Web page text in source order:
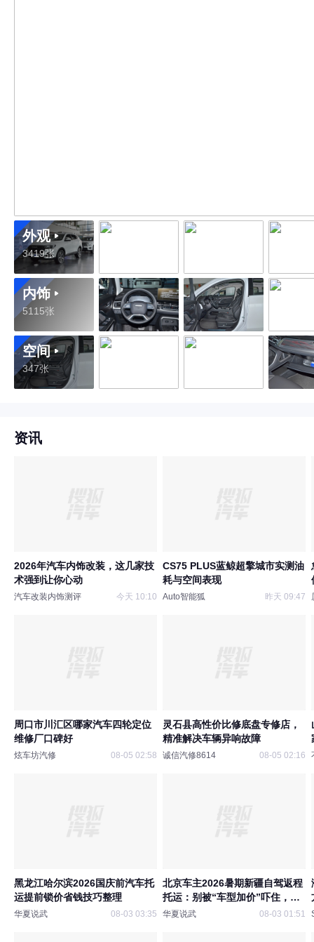
外观
3419张
内饰
5115张
空间
347张
资讯
2026年汽车内饰改装，这几家技
术强到让你心动
汽车改装内饰测评 今天 10:10
CS75 PLUS蓝鲸超擎城市实测油
耗与空间表现
Auto智能狐 昨天 09:47
周口市川汇区哪家汽车四轮定位
维修厂口碑好
炫车坊汽修 08-05 02:58
灵石县高性价比修底盘专修店，
精准解决车辆异响故障
诚信汽修8614 08-05 02:16
黑龙江哈尔滨2026国庆前汽车托
运提前锁价省钱技巧整理
华夏说武 08-03 03:35
北京车主2026暑期新疆自驾返程
托运：别被“车型加价”吓住，实
测算告诉你多花的钱到底值不值
华夏说武 08-03 01:51